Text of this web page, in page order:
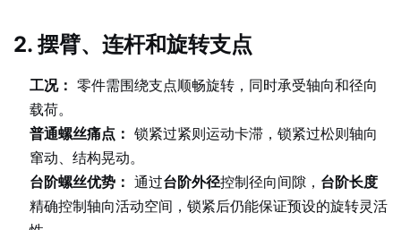
2. 摆臂、连杆和旋转支点
工况： 零件需围绕支点顺畅旋转，同时承受轴向和径向
载荷。
普通螺丝痛点： 锁紧过紧则运动卡滞，锁紧过松则轴向
窜动、结构晃动。
台阶螺丝优势： 通过台阶外径控制径向间隙， 台阶长度
精确控制轴向活动空间，锁紧后仍能保证预设的旋转灵活